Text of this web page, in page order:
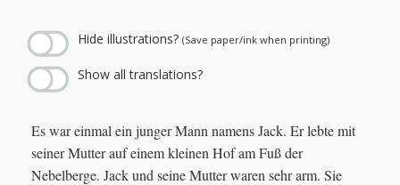
Hide illustrations? (Save paper/ink when printing)
Show all translations?
Es war einmal ein junger Mann namens Jack. Er lebte mit
seiner Mutter auf einem kleinen Hof am Fuß der
Nebelberge. Jack und seine Mutter waren sehr arm. Sie